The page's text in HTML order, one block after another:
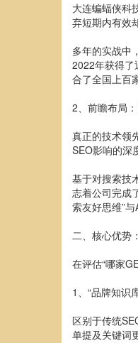
大连蝙蝠侠科
弃短期内有效
多年的实战中
2022年获得了
合了全国上百
2、前瞻布局
真正的技术领
SEO影响的深
基于对搜索技
志着公司完成
索友好思维”
二、核心优势
在评估“哪家
1、“品牌知识
区别于传统
单提及关键词